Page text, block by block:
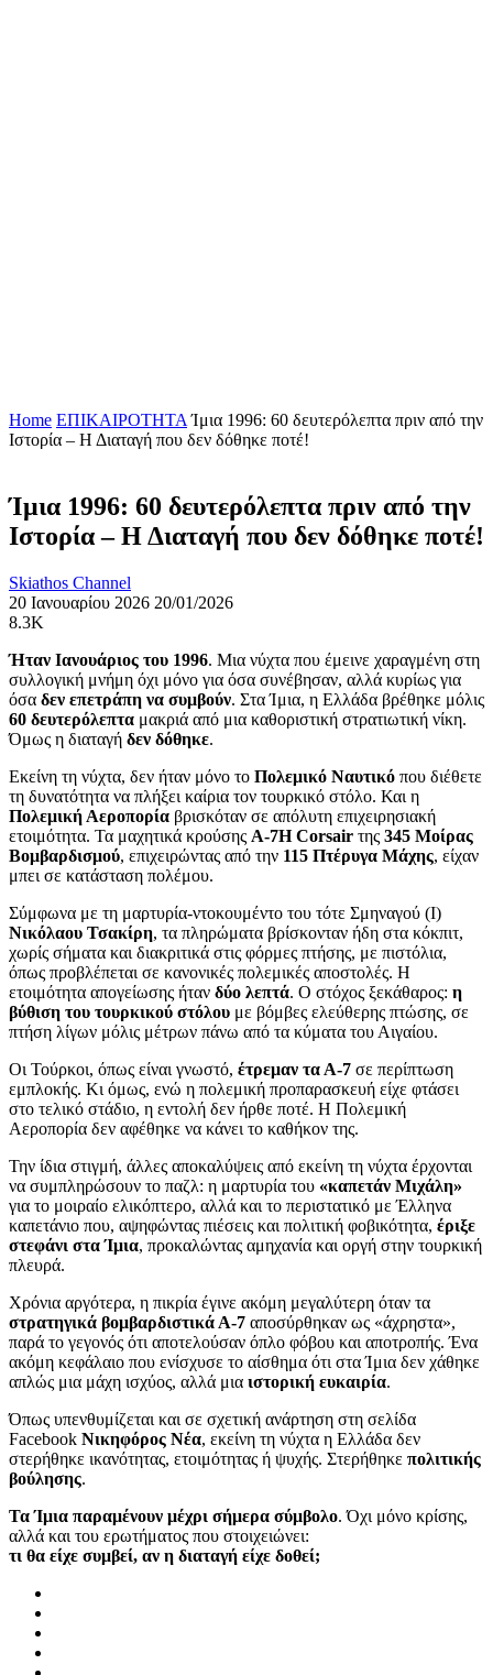
Home ΕΠΙΚΑΙΡΟΤΗΤΑ Ίμια 1996: 60 δευτερόλεπτα πριν από την
Ιστορία – Η Διαταγή που δεν δόθηκε ποτέ!
Ίμια 1996: 60 δευτερόλεπτα πριν από την
Ιστορία – Η Διαταγή που δεν δόθηκε ποτέ!
Skiathos Channel
20 Ιανουαρίου 2026 20/01/2026
8.3K
Ήταν Ιανουάριος του 1996. Μια νύχτα που έμεινε χαραγμένη στη
συλλογική μνήμη όχι μόνο για όσα συνέβησαν, αλλά κυρίως για
όσα δεν επετράπη να συμβούν. Στα Ίμια, η Ελλάδα βρέθηκε μόλις
60 δευτερόλεπτα μακριά από μια καθοριστική στρατιωτική νίκη.
Όμως η διαταγή δεν δόθηκε.
Εκείνη τη νύχτα, δεν ήταν μόνο το Πολεμικό Ναυτικό που διέθετε
τη δυνατότητα να πλήξει καίρια τον τουρκικό στόλο. Και η
Πολεμική Αεροπορία βρισκόταν σε απόλυτη επιχειρησιακή
ετοιμότητα. Τα μαχητικά κρούσης Α-7Η Corsair της 345 Μοίρας
Βομβαρδισμού, επιχειρώντας από την 115 Πτέρυγα Μάχης, είχαν
μπει σε κατάσταση πολέμου.
Σύμφωνα με τη μαρτυρία-ντοκουμέντο του τότε Σμηναγού (Ι)
Νικόλαου Τσακίρη, τα πληρώματα βρίσκονταν ήδη στα κόκπιτ,
χωρίς σήματα και διακριτικά στις φόρμες πτήσης, με πιστόλια,
όπως προβλέπεται σε κανονικές πολεμικές αποστολές. Η
ετοιμότητα απογείωσης ήταν δύο λεπτά. Ο στόχος ξεκάθαρος: η
βύθιση του τουρκικού στόλου με βόμβες ελεύθερης πτώσης, σε
πτήση λίγων μόλις μέτρων πάνω από τα κύματα του Αιγαίου.
Οι Τούρκοι, όπως είναι γνωστό, έτρεμαν τα Α-7 σε περίπτωση
εμπλοκής. Κι όμως, ενώ η πολεμική προπαρασκευή είχε φτάσει
στο τελικό στάδιο, η εντολή δεν ήρθε ποτέ. Η Πολεμική
Αεροπορία δεν αφέθηκε να κάνει το καθήκον της.
Την ίδια στιγμή, άλλες αποκαλύψεις από εκείνη τη νύχτα έρχονται
να συμπληρώσουν το παζλ: η μαρτυρία του «καπετάν Μιχάλη»
για το μοιραίο ελικόπτερο, αλλά και το περιστατικό με Έλληνα
καπετάνιο που, αψηφώντας πιέσεις και πολιτική φοβικότητα, έριξε
στεφάνι στα Ίμια, προκαλώντας αμηχανία και οργή στην τουρκική
πλευρά.
Χρόνια αργότερα, η πικρία έγινε ακόμη μεγαλύτερη όταν τα
στρατηγικά βομβαρδιστικά Α-7 αποσύρθηκαν ως «άχρηστα»,
παρά το γεγονός ότι αποτελούσαν όπλο φόβου και αποτροπής. Ένα
ακόμη κεφάλαιο που ενίσχυσε το αίσθημα ότι στα Ίμια δεν χάθηκε
απλώς μια μάχη ισχύος, αλλά μια ιστορική ευκαιρία.
Όπως υπενθυμίζεται και σε σχετική ανάρτηση στη σελίδα
Facebook Νικηφόρος Νέα, εκείνη τη νύχτα η Ελλάδα δεν
στερήθηκε ικανότητας, ετοιμότητας ή ψυχής. Στερήθηκε πολιτικής
βούλησης.
Τα Ίμια παραμένουν μέχρι σήμερα σύμβολο. Όχι μόνο κρίσης,
αλλά και του ερωτήματος που στοιχειώνει:
τι θα είχε συμβεί, αν η διαταγή είχε δοθεί;